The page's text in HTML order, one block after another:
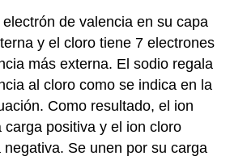
de valencia en su capa
y el cloro tiene 7 electrones
más externa. El sodio regala
al cloro como se indica en la
Como resultado, el ion
carga positiva y el ion cloro
Se unen por su carga